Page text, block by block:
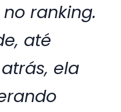
ranking.
até
ela